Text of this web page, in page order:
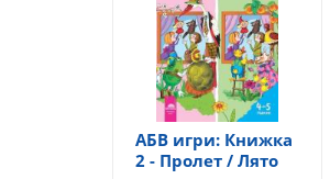
АБВ игри: Книжка
2 - Пролет / Лято